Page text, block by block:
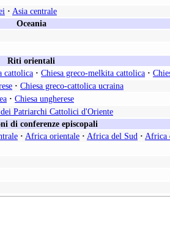
· Asia centrale
Oceania
Riti orientali
cattolica · Chiesa greco-melkita cattolica ·
· Chiesa greco-cattolica ucraina
· Chiesa ungherese
Patriarchi Cattolici d'Oriente
di conferenze episcopali
· Africa orientale · Africa del Sud · Africa